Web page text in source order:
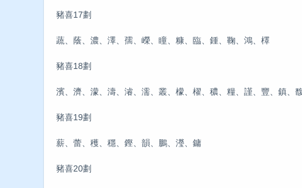
豬喜17劃
蔬、蔭、濃、澤、孺、嶸、瞳、糠、臨、鍾、鞠、鴻、檡
豬喜18劃
濱、濟、濛、濤、濬、濡、叢、檬、櫂、穠、糧、謹、豐、鎮、
豬喜19劃
薪、蕾、穫、穩、鏗、韻、鵬、瀅、鏞
豬喜20劃